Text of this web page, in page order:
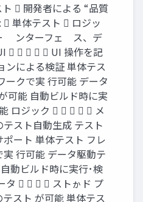
 開発者による “品質
 単体テスト  ロジッ
゗ンターフェ゗ス、デ
     UI 操作を記
ンによる検証 単体テス
ークで実 行可能 データ
可能 自動ビルド時に実
ロジック      メ
テスト自動生成 テスト
ート 単体テスト フレ
行可能 データ駆動テ
動ビルド時に実行･検
タ     ストゕド プ
テスト が可能 単体テス